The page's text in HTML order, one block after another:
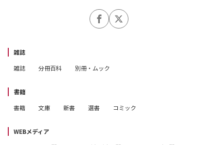
雑誌
雑誌
分冊百科 別冊・ムック
書籍
書籍
文庫 新書 選書 コミック
WEBメディア